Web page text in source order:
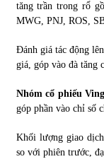
tăng trần trong rổ
MWG, PNJ, ROS,
Đánh giá tác động
giá, góp vào đà tăng
Nhóm cổ phiếu
góp phần vào chỉ số
Khối lượng giao
so với phiên trước,